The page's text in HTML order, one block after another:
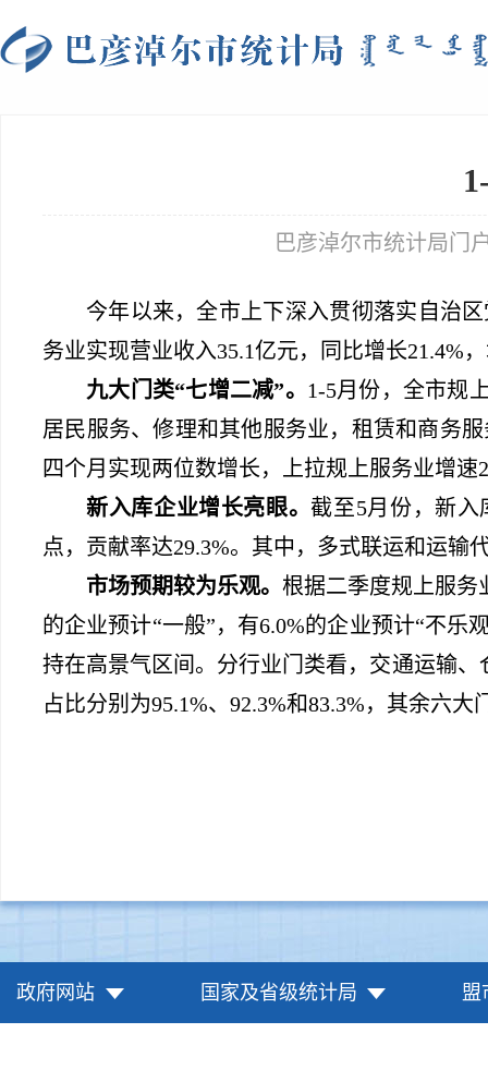
巴彦淖尔市统计局门
今年以来，全市上下深入贯彻落实自治
务业实现营业收入35.1亿元，同比增长21.4%
九大门类“七增二减”。 1-5月份，全市规
居民服务、修理和其他服务业，租赁和商务
四个月实现两位数增长，上拉规上服务业增速
新入库企业增长亮眼。 截至5月份，新入
点，贡献率达29.3%。其中，多式联运和运输
市场预期较为乐观。 根据二季度规上服务
的企业预计“一般”，有6.0%的企业预计“不乐
持在高景气区间。分行业门类看，交通运输
占比分别为95.1%、 92.3%和83.3%，其余六大
政府网站 国家及省级统计局 盟